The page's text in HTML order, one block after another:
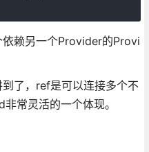
赖另一个Provider的Provi
了，ref是可以连接多个不
常灵活的一个体现。